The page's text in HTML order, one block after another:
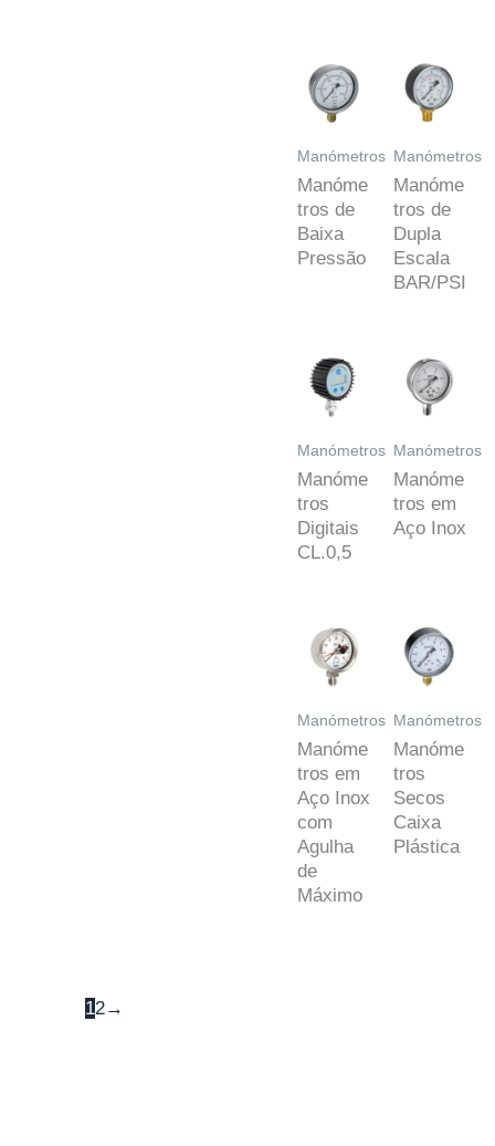
Manómetros
Manóme
tros de
Baixa
Pressão
Manómetros
Manóme
tros de
Dupla
Escala
BAR/PSI
Manómetros
Manóme
tros
Digitais
CL.0,5
Manómetros
Manóme
tros em
Aço Inox
Manómetros
Manóme
tros em
Aço Inox
com
Agulha
de
Máximo
Manómetros
Manóme
tros
Secos
Caixa
Plástica
12→